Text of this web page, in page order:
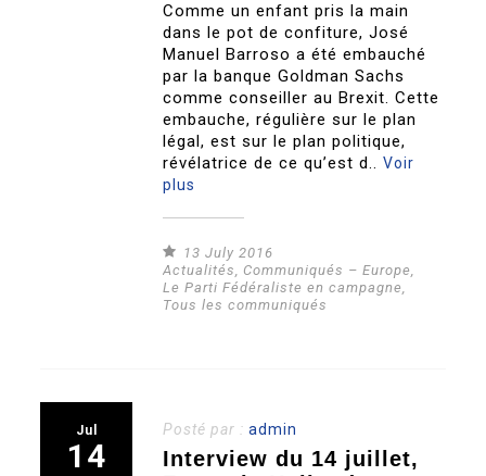
Comme un enfant pris la main
dans le pot de confiture, José
Manuel Barroso a été embauché
par la banque Goldman Sachs
comme conseiller au Brexit. Cette
embauche, régulière sur le plan
légal, est sur le plan politique,
révélatrice de ce qu’est d..Voir
plus
13 July 2016
Actualités, Communiqués – Europe,
Le Parti Fédéraliste en campagne,
Tous les communiqués
Jul
14
Posté par :admin
Interview du 14 juillet,